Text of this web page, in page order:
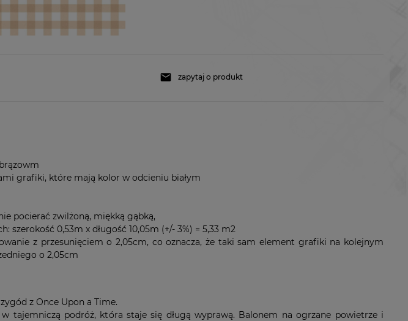
zapytaj o produkt
grafiki, które mają kolor w odcieniu białym
pocierać zwilżoną, miękką gąbką,
0,53m x długość 10,05m (+/- 3%) = 5,33 m2
z przesunięciem o 2,05cm, co oznacza, że taki sam element grafiki na kolejnym
o 2,05cm
z Once Upon a Time.
tajemniczą podróż, która staje się długą wyprawą. Balonem na ogrzane powietrze i